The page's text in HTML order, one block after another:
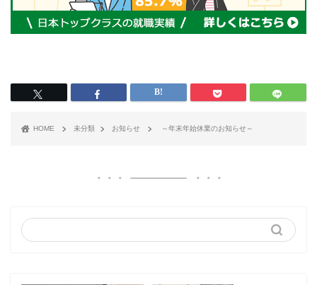
HOME 未分類 お知らせ ～年末年始休業のお知らせ～